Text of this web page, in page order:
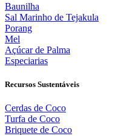
Baunilha
Sal Marinho de Tejakula
Porang
Mel
Açúcar de Palma
Especiarias
Recursos Sustentáveis
Cerdas de Coco
Turfa de Coco
Briquete de Coco